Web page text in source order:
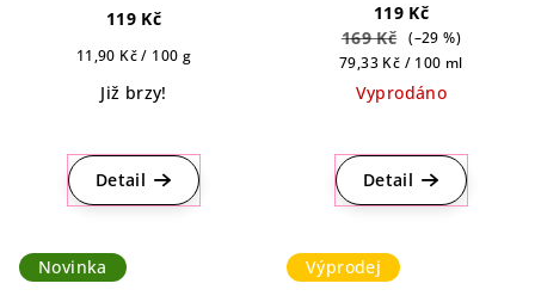
119 Kč
Měrná
11,90 Kč / 100 g
Již brzy!
Detail
119 Kč
169 Kč (–29 %)
Měrná
cena:
79,33 Kč / 100 ml
Vyprodáno
hodnocení
produktu
je
Detail
Novinka Výprodej